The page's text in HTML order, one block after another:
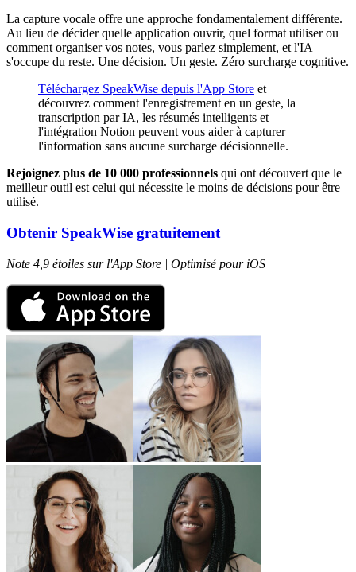
La capture vocale offre une approche fondamentalement différente.
Au lieu de décider quelle application ouvrir, quel format utiliser ou
comment organiser vos notes, vous parlez simplement, et l'IA
s'occupe du reste. Une décision. Un geste. Zéro surcharge cognitive.
Téléchargez SpeakWise depuis l'App Store et
découvrez comment l'enregistrement en un geste, la
transcription par IA, les résumés intelligents et
l'intégration Notion peuvent vous aider à capturer
l'information sans aucune surcharge décisionnelle.
Rejoignez plus de 10 000 professionnels qui ont découvert que le
meilleur outil est celui qui nécessite le moins de décisions pour être
utilisé.
Obtenir SpeakWise gratuitement
Note 4,9 étoiles sur l'App Store | Optimisé pour iOS